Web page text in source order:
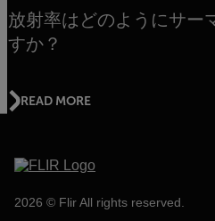
放射率はどのようにサー
すか？
READ MORE
2026 © Flir All rights reserved.